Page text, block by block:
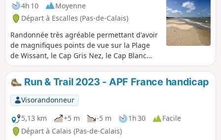
4h 10
Moyenne
Départ à Escalles (Pas-de-Calais)
Randonnée très agréable permettant d'avoir
de magnifiques points de vue sur la Plage
de Wissant, le Cap Gris Nez, le Cap Blanc
Nez et les côtes anglaises.
Run & Trail 2023 - APF France handicap
Visorandonneur
5,13 km
+5 m -5 m 1h 30
Facile
Départ à Calais (Pas-de-Calais)